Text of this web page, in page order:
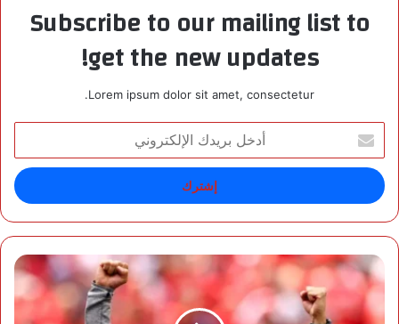
Subscribe to our mailing list to
get the new updates!
Lorem ipsum dolor sit amet, consectetur.
خ
ل
ر
د
ك
ل
م
د
ب